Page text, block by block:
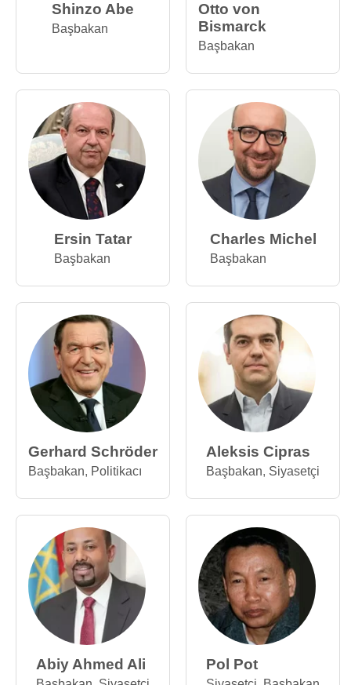
Shinzo Abe
Başbakan
Otto von
Bismarck
Başbakan
Ersin Tatar
Başbakan
Charles Michel
Başbakan
Gerhard Schröder
Başbakan, Politikacı
Aleksis Cipras
Başbakan, Siyasetçi
Abiy Ahmed Ali Pol Pot